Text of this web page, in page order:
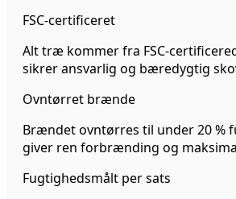
FSC-certificeret
Alt træ kommer fra FSC-
sikrer ansvarlig og bæredygtig
Ovntørret brænde
Brændet ovntørres til under 20 %
giver ren forbrænding og
Fugtighedsmålt per sats